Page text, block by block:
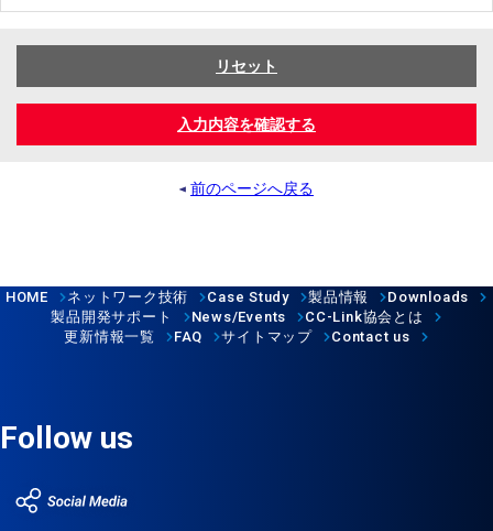
リセット
入力内容を確認する
前のページへ戻る
HOME ネットワーク技術 Case Study 製品情報
Downloads
製品開発サポート
News/Events CC-Link協会とは
更新情報一覧
FAQ サイトマップ Contact us
Follow us